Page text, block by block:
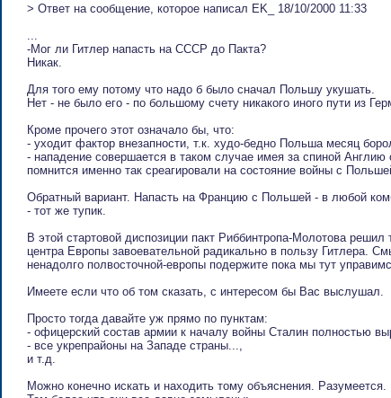
> Ответ на сообщение, которое написал EK_ 18/10/2000 11:33
-Мог ли Гитлер напасть на СССР до Пакта?
Никак.
Для того ему потому что надо б было сначал Польшу укушать.
Нет - не было его - по большому счету никакого иного пути из
Кроме прочего этот означало бы, что:
- уходит фактор внезапности, т.к. худо-бедно Польша месяц
- нападение совершается в таком случае имея за спиной
помнится именно так среагировали на состояние войны с
Обратный вариант. Напасть на Францию с Польшей - в любой
- тот же тупик.
В этой стартовой диспозиции пакт Риббинтропа-Молотова решил
центра Европы завоевательной радикально в пользу Гитлера.
ненадолго полвосточной-европы подержите пока мы тут
Имеете если что об том сказать, с интересом бы Вас выслушал.
Просто тогда давайте уж прямо по пунктам:
- офицерский состав армии к началу войны Сталин полностью
- все укрепрайоны на Западе страны...,
и т.д.
Можно конечно искать и находить тому объяснения. Разумеется.